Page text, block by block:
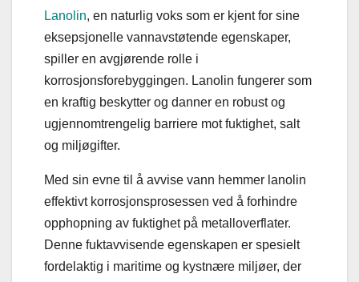
Lanolin, en naturlig voks som er kjent for sine
eksepsjonelle vannavstøtende egenskaper,
spiller en avgjørende rolle i
korrosjonsforebyggingen. Lanolin fungerer som
en kraftig beskytter og danner en robust og
ugjennomtrengelig barriere mot fuktighet, salt
og miljøgifter.
Med sin evne til å avvise vann hemmer lanolin
effektivt korrosjonsprosessen ved å forhindre
opphopning av fuktighet på metalloverflater.
Denne fuktavvisende egenskapen er spesielt
fordelaktig i maritime og kystnære miljøer, der